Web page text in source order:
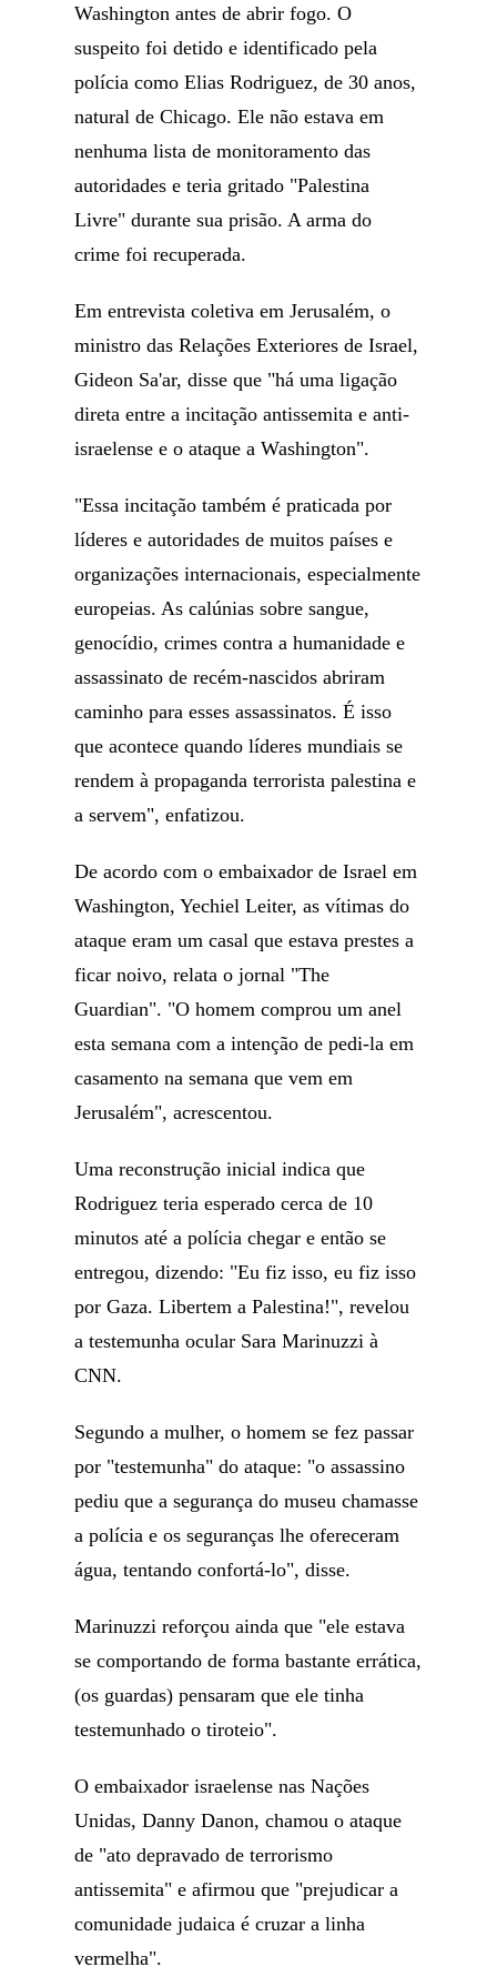
Washington antes de abrir fogo. O
suspeito foi detido e identificado pela
polícia como Elias Rodriguez, de 30 anos,
natural de Chicago. Ele não estava em
nenhuma lista de monitoramento das
autoridades e teria gritado "Palestina
Livre" durante sua prisão. A arma do
crime foi recuperada.
Em entrevista coletiva em Jerusalém, o
ministro das Relações Exteriores de Israel,
Gideon Sa'ar, disse que "há uma ligação
direta entre a incitação antissemita e anti-
israelense e o ataque a Washington".
"Essa incitação também é praticada por
líderes e autoridades de muitos países e
organizações internacionais, especialmente
europeias. As calúnias sobre sangue,
genocídio, crimes contra a humanidade e
assassinato de recém-nascidos abriram
caminho para esses assassinatos. É isso
que acontece quando líderes mundiais se
rendem à propaganda terrorista palestina e
a servem", enfatizou.
De acordo com o embaixador de Israel em
Washington, Yechiel Leiter, as vítimas do
ataque eram um casal que estava prestes a
ficar noivo, relata o jornal "The
Guardian". "O homem comprou um anel
esta semana com a intenção de pedi-la em
casamento na semana que vem em
Jerusalém", acrescentou.
Uma reconstrução inicial indica que
Rodriguez teria esperado cerca de 10
minutos até a polícia chegar e então se
entregou, dizendo: "Eu fiz isso, eu fiz isso
por Gaza. Libertem a Palestina!", revelou
a testemunha ocular Sara Marinuzzi à
CNN.
Segundo a mulher, o homem se fez passar
por "testemunha" do ataque: "o assassino
pediu que a segurança do museu chamasse
a polícia e os seguranças lhe ofereceram
água, tentando confortá-lo", disse.
Marinuzzi reforçou ainda que "ele estava
se comportando de forma bastante errática,
(os guardas) pensaram que ele tinha
testemunhado o tiroteio".
O embaixador israelense nas Nações
Unidas, Danny Danon, chamou o ataque
de "ato depravado de terrorismo
antissemita" e afirmou que "prejudicar a
comunidade judaica é cruzar a linha
vermelha".